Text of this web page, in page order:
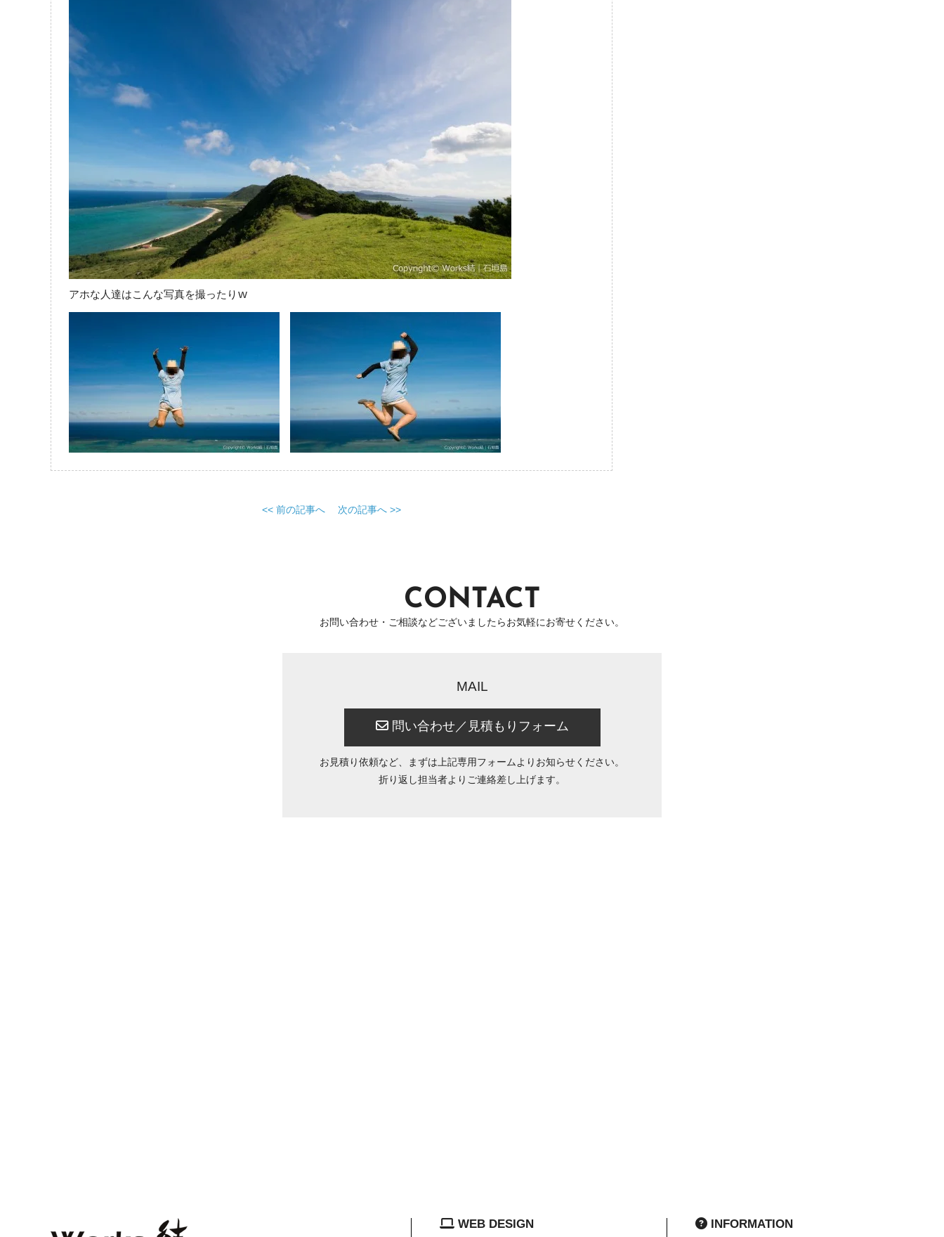
アホな人達はこんな写真を撮ったりｗ
<< 前の記事へ 次の記事へ >>
CONTACT
お問い合わせ・ご相談などございましたら お気軽にお寄せください。
MAIL
問い合わせ／見積もりフォーム
お見積り依頼など、まずは上記専用フォームよりお知らせください。
折り返し担当者よりご連絡差し上げます。
WEB DESIGN INFORMATION